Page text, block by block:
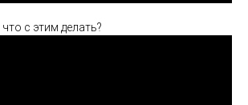
с этим делать?